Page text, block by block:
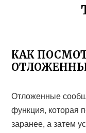
КАК
Отложенные
функция, которая
заранее, а затем